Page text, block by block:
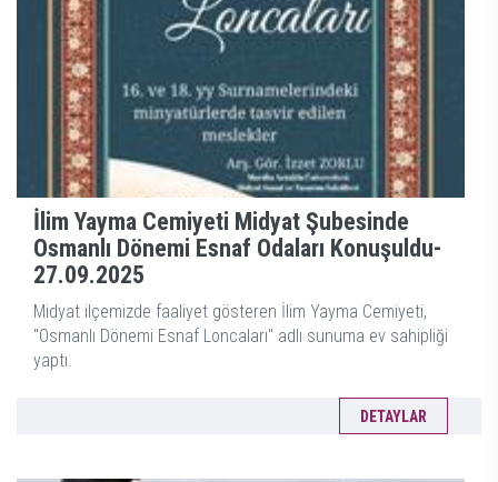
İlim Yayma Cemiyeti Midyat Şubesinde
Osmanlı Dönemi Esnaf Odaları Konuşuldu-
27.09.2025
Midyat ilçemizde faaliyet gösteren İlim Yayma Cemiyeti,
"Osmanlı Dönemi Esnaf Loncaları" adlı sunuma ev sahipliği
yaptı.
DETAYLAR